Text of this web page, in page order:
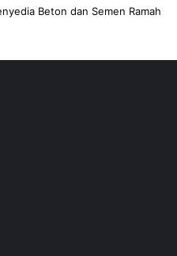
Beton dan Semen Ramah